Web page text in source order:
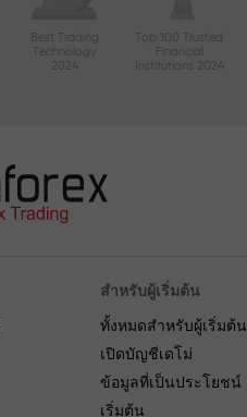
Best Trading
Technology
2024
Top 100 Trusted
Financial
Institutions 2024
สำหรับผู้เริ่มต้น
ทั้งหมดสำหรับผู้เริ่มต้น
เปิดบัญชีเดโม่
ข้อมูลที่เป็นประโยชน์
เริ่มต้น